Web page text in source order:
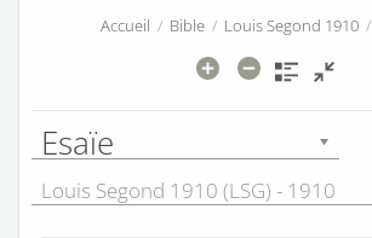
Accueil / Bible/ Louis Segond 1910/
Esaïe
Louis Segond 1910 (LSG) - 1910